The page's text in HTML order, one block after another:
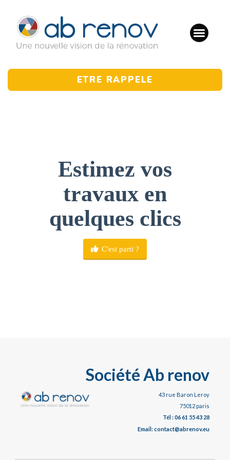
ETRE RAPPELE
Estimez vos
travaux en
quelques clics
C'est parti ?
Société Ab renov
43 rue Baron Leroy
75012 paris
Tél : 06 61 55 43 28
Email: contact@abrenov.eu